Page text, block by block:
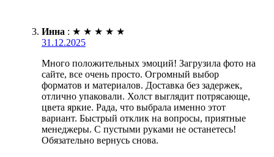
Инна : ★ ★ ★ ★ ★
31.12.2025
Много положительных эмоций! Загрузила фото на
сайте, все очень просто. Огромный выбор
форматов и материалов. Доставка без задержек,
отлично упаковали. Холст выглядит потрясающе,
цвета яркие. Рада, что выбрала именно этот
вариант. Быстрый отклик на вопросы, приятные
менеджеры. С пустыми руками не останетесь!
Обязательно вернусь снова.